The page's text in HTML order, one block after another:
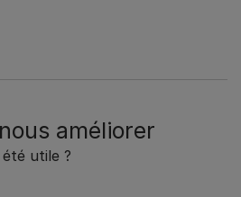
améliorer
utile ?